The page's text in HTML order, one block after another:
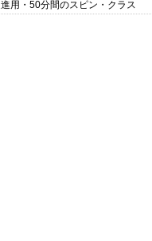
用・50分間のスピン・クラス